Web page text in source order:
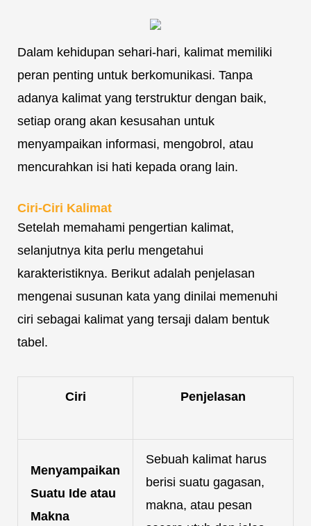
Dalam kehidupan sehari-hari, kalimat memiliki
peran penting untuk berkomunikasi. Tanpa
adanya kalimat yang terstruktur dengan baik,
setiap orang akan kesusahan untuk
menyampaikan informasi, mengobrol, atau
mencurahkan isi hati kepada orang lain.
Ciri-Ciri Kalimat
Setelah memahami pengertian kalimat,
selanjutnya kita perlu mengetahui
karakteristiknya. Berikut adalah penjelasan
mengenai susunan kata yang dinilai memenuhi
ciri sebagai kalimat yang tersaji dalam bentuk
tabel.
Ciri Penjelasan
Menyampaikan
Suatu Ide atau
Makna
Sebuah kalimat harus
berisi suatu gagasan,
makna, atau pesan